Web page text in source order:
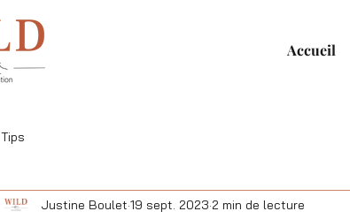
Accueil
Tips
Justine Boulet 19 sept. 2023 2 min de lecture